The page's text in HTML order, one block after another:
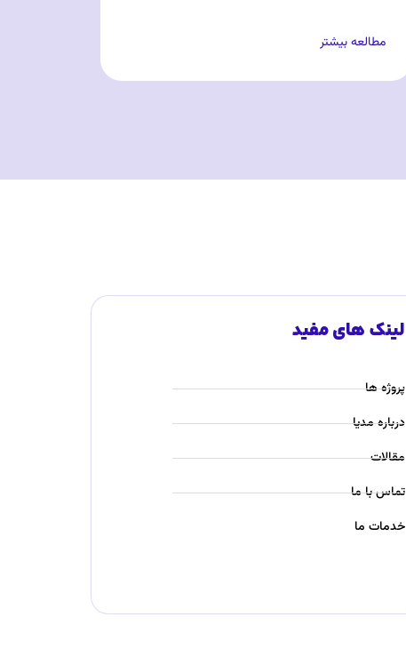
مطالعه بیشتر
لینک های مفید
پروژه ها
درباره مدیا
مقالات
تماس با ما
خدمات ما